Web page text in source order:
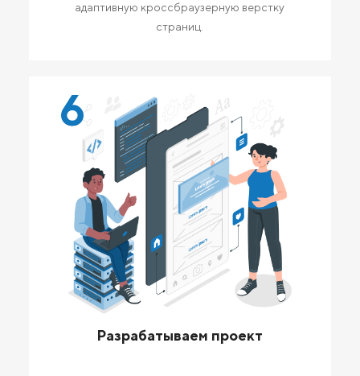
адаптивную кроссбраузерную верстку
страниц.
6
Разрабатываем проект